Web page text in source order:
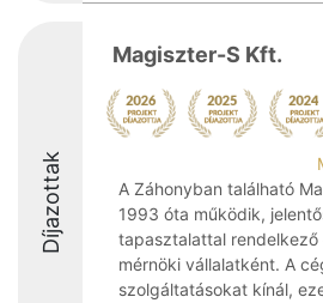
Díjazottak
Magiszter-S Kft.
A Záhonyban található
1993 óta működik,
tapasztalattal rendelkező
mérnöki vállalatként. A
szolgáltatásokat kínál,